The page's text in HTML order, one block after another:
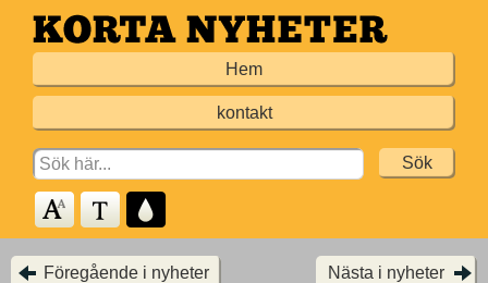
Hoppa
till
Hem
kontakt
Search
for:
Föregående i nyheter Nästa i nyheter